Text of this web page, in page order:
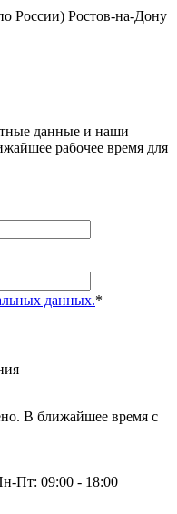
России) Ростов-на-Дону
данные и наши
рабочее время для
данных.*
В ближайшее время с
Пт: 09:00 - 18:00